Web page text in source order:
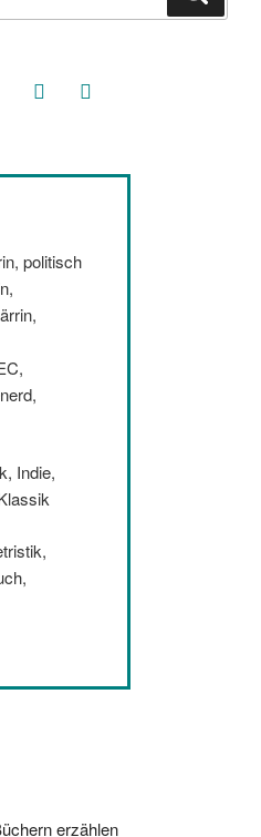
threads goodreads
politisch
Indie,